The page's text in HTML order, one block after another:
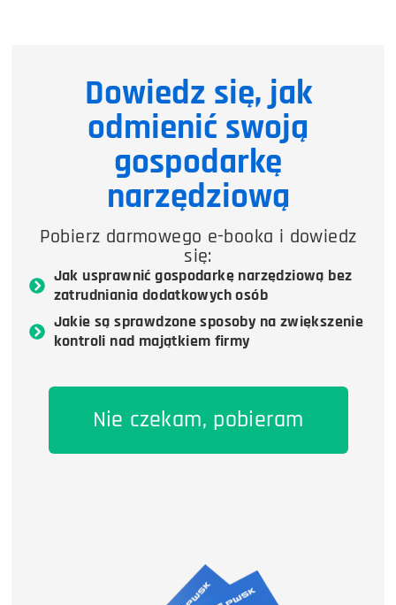
Dowiedz się, jak
odmienić swoją
gospodarkę
narzędziową
Pobierz darmowego e-booka i dowiedz
się:
Jak usprawnić gospodarkę narzędziową bez
zatrudniania dodatkowych osób
Jakie są sprawdzone sposoby na zwiększenie
kontroli nad majątkiem firmy
Nie czekam, pobieram